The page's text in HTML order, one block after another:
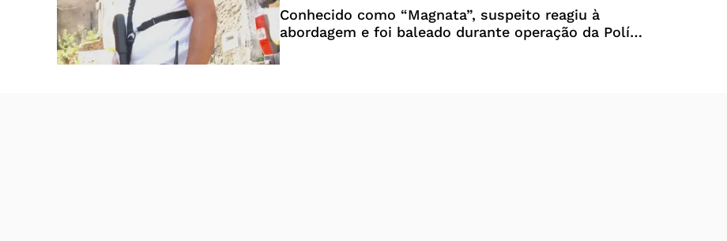
Conhecido como “Magnata”, suspeito reagiu à
abordagem e foi baleado durante operação da Polícia